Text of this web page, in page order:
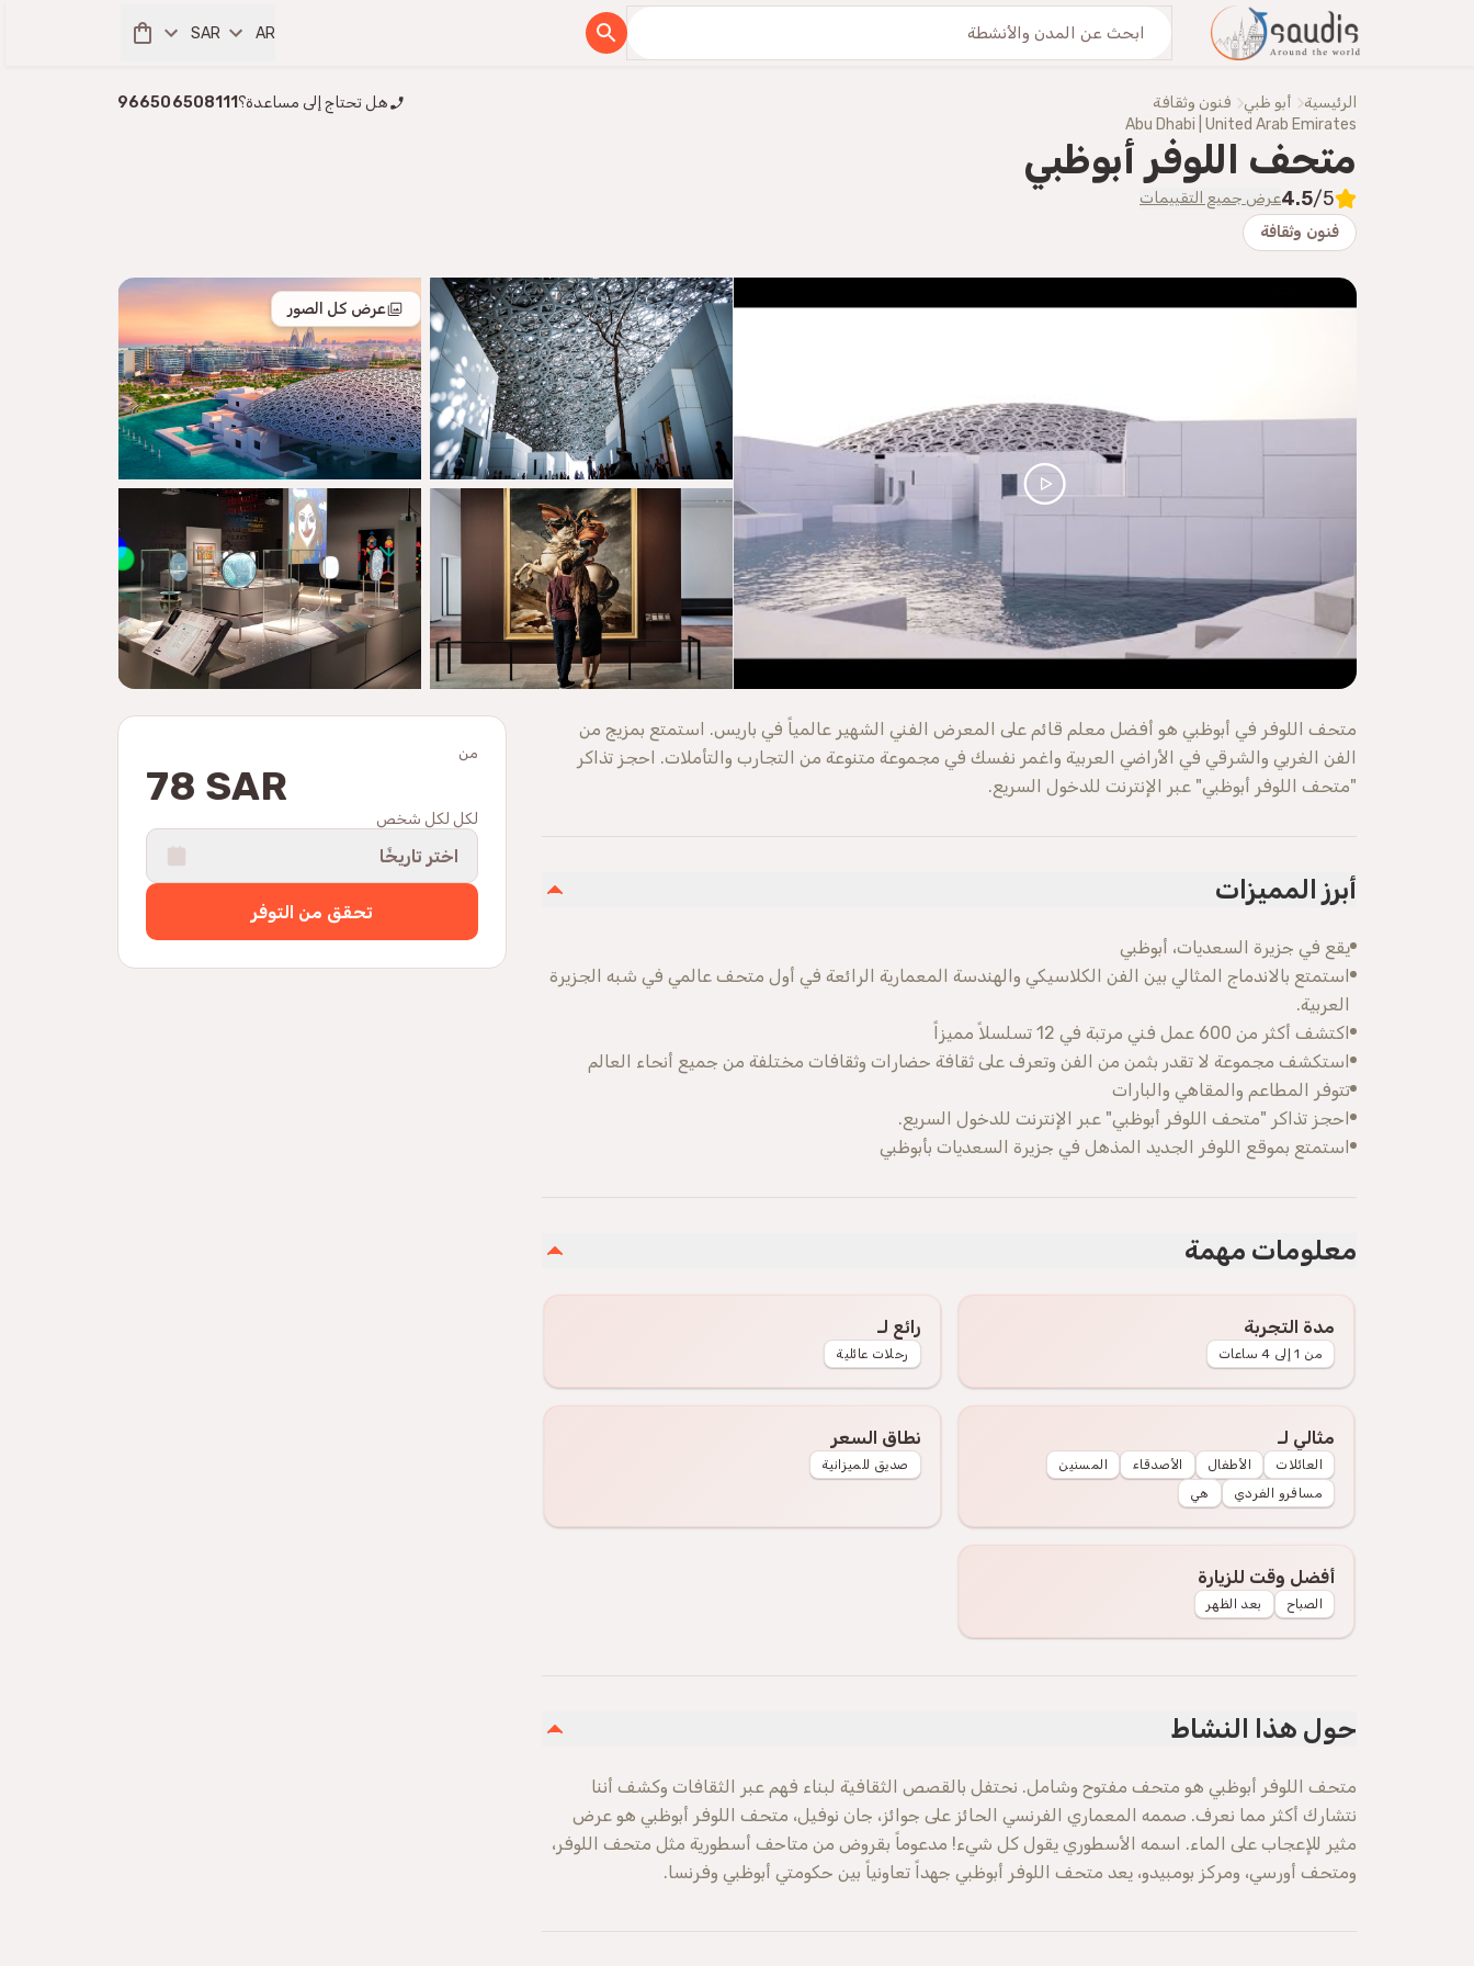
من نحنُ اكتشف معنا AR
SAR
الرئيسية أبو ظبي فنون وثقافة هل تحتاج إلى مساعدة؟ 966506508111
Abu Dhabi | United Arab Emirates
متحف اللوفر أبوظبي
4.5/5
عرض جميع التقييمات
فنون وثقافة
عرض كل الصور
من
78 SAR
لكل لكل شخص
اختر تاريخًا
تحقق من التوفر
متحف اللوفر في أبوظبي هو أفضل معلم قائم على المعرض الفني الشهير عالمياً في باريس. استمتع بمزيج من
الفن الغربي والشرقي في الأراضي العربية واغمر نفسك في مجموعة متنوعة من التجارب والتأملات. احجز تذاكر
"متحف اللوفر أبوظبي" عبر الإنترنت للدخول السريع.
أبرز المميزات
يقع في جزيرة السعديات، أبوظبي
استمتع بالاندماج المثالي بين الفن الكلاسيكي والهندسة المعمارية الرائعة في أول متحف عالمي في شبه الجزيرة
العربية.
اكتشف أكثر من 600 عمل فني مرتبة في 12 تسلسلاً مميزاً
استكشف مجموعة لا تقدر بثمن من الفن وتعرف على ثقافة حضارات وثقافات مختلفة من جميع أنحاء العالم
تتوفر المطاعم والمقاهي والبارات
احجز تذاكر "متحف اللوفر أبوظبي" عبر الإنترنت للدخول السريع.
استمتع بموقع اللوفر الجديد المذهل في جزيرة السعديات بأبوظبي
معلومات مهمة
مدة التجربة
من 1 إلى 4 ساعات
رائع لـ
رحلات عائلية
مثالي لـ
العائلات الأطفال الأصدقاء
المسنين
مسافرو الفردي
هي
نطاق السعر
صديق للميزانية
أفضل وقت للزيارة
الصباح بعد الظهر
حول هذا النشاط
متحف اللوفر أبوظبي هو متحف مفتوح وشامل. نحتفل بالقصص الثقافية لبناء فهم عبر الثقافات وكشف أننا
نتشارك أكثر مما نعرف. صممه المعماري الفرنسي الحائز على جوائز، جان نوفيل، متحف اللوفر أبوظبي هو عرض
مثير للإعجاب على الماء. اسمه الأسطوري يقول كل شيء! مدعوماً بقروض من متاحف أسطورية مثل متحف اللوفر،
ومتحف أورسي، ومركز بومبيدو، يعد متحف اللوفر أبوظبي جهداً تعاونياً بين حكومتي أبوظبي وفرنسا.